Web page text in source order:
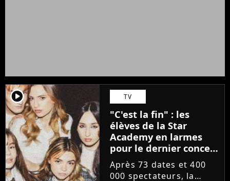
player2 TV
"C'est la fin" : les
élèves de la Star
Academy en larmes
pour le dernier concert
de la tournée
Après 73 dates et 400
000 spectateurs, la